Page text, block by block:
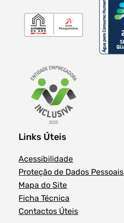
Links Úteis
Acessibilidade
Proteção de Dados Pessoais
Mapa do Site
Ficha Técnica
Contactos Úteis